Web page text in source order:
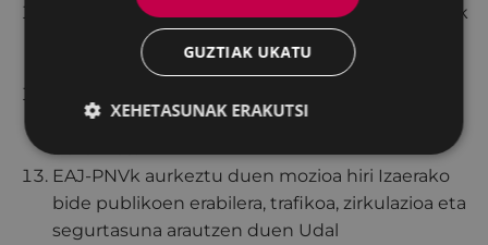
Irabazik aurkeztutako mozioa: “Janariak alperrik
botatzea ekidin, ingurumen- eta gizarte-
hobekuntzarekin bat eginez”.
etorkizuna erabakitzeko gogoeta partekatuari
buruzkoa.
EAJ-PNVk aurkeztu duen mozioa hiri Izaerako
bide publikoen erabilera, trafikoa, zirkulazioa eta
segurtasuna arautzen duen Udal
GUZTIAK UKATU
XEHETASUNAK ERAKUTSI